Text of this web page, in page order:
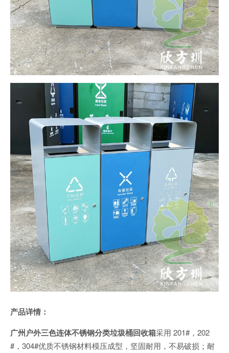
产品详情：
广州户外三色连体不锈钢分类垃圾桶回收箱采用 201#，202
#，304#优质不锈钢材料模压成型，坚固耐用，不易破损；耐